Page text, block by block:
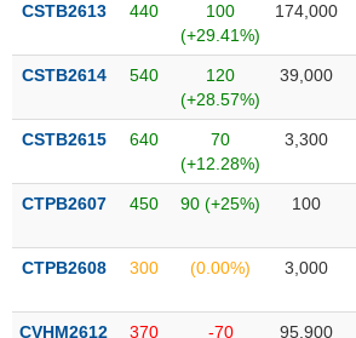
CSTB2613 440
100
(+29.41%)
174,000
CSTB2614 540
120
(+28.57%)
39,000
CSTB2615 640
70
(+12.28%)
3,300
CTPB2607 450 90 (+25%) 100
CTPB2608 300 (0.00%) 3,000
CVHM2612 370
-70
95,900